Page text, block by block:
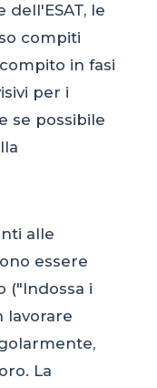
le
compiti
in fasi
per i
se possibile
alle
essere
("Indossa i
lavorare
La